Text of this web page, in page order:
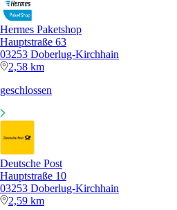
Hermes Paketshop
Hauptstraße 63
03253 Doberlug-Kirchhain
2,58 km
geschlossen
Deutsche Post
Hauptstraße 10
03253 Doberlug-Kirchhain
2,59 km